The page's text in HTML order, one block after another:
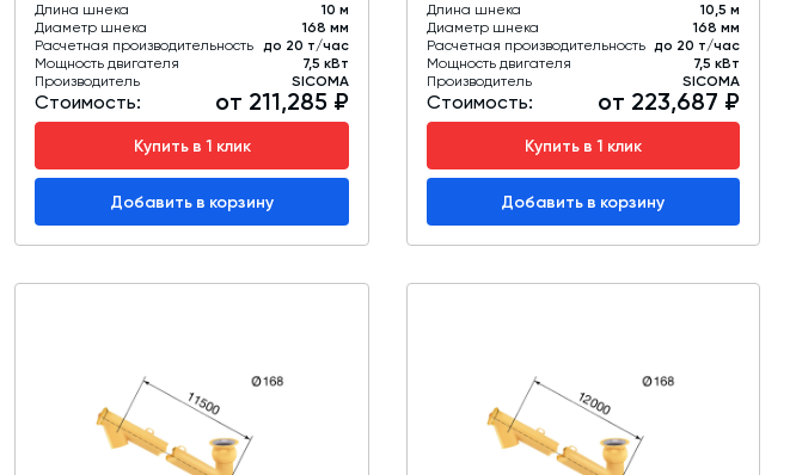
Длина шнека
10 м
Диаметр шнека
168 мм
Расчетная производительность до 20 т/час
Мощность двигателя
7,5 кВт
Производитель
SICOMA
Стоимость: от 211,285 ₽
Купить в 1 клик
Добавить в корзину
Длина шнека
10,5 м
Диаметр шнека
168 мм
Расчетная производительность до 20 т/час
Мощность двигателя
7,5 кВт
Производитель
SICOMA
Стоимость: от 223,687 ₽
Купить в 1 клик
Добавить в корзину